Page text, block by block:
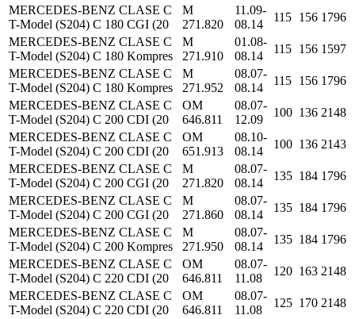
MERCEDES-BENZ CLASE C
T-Model (S204) C 180 CGI (20
M
271.820
11.09-
08.14
115 156 1796
MERCEDES-BENZ CLASE C
T-Model (S204) C 180 Kompres
M
271.910
01.08-
08.14
115 156 1597
MERCEDES-BENZ CLASE C
T-Model (S204) C 180 Kompres
M
271.952
08.07-
08.14
115 156 1796
MERCEDES-BENZ CLASE C
T-Model (S204) C 200 CDI (20
OM
646.811
08.07-
12.09
100 136 2148
MERCEDES-BENZ CLASE C
T-Model (S204) C 200 CDI (20
OM
651.913
08.10-
08.14
100 136 2143
MERCEDES-BENZ CLASE C
T-Model (S204) C 200 CGI (20
M
271.820
08.07-
08.14
135 184 1796
MERCEDES-BENZ CLASE C
T-Model (S204) C 200 CGI (20
M
271.860
08.07-
08.14
135 184 1796
MERCEDES-BENZ CLASE C
T-Model (S204) C 200 Kompres
M
271.950
08.07-
08.14
135 184 1796
MERCEDES-BENZ CLASE C
T-Model (S204) C 220 CDI (20
OM
646.811
08.07-
11.08
120 163 2148
MERCEDES-BENZ CLASE C
T-Model (S204) C 220 CDI (20
OM
646.811
08.07-
11.08
125 170 2148